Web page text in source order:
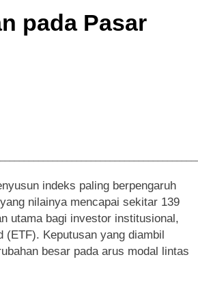
pada Pasar
indeks paling berpengaruh
nilainya mencapai sekitar 139
utama bagi investor institusional,
(ETF). Keputusan yang diambil
besar pada arus modal lintas